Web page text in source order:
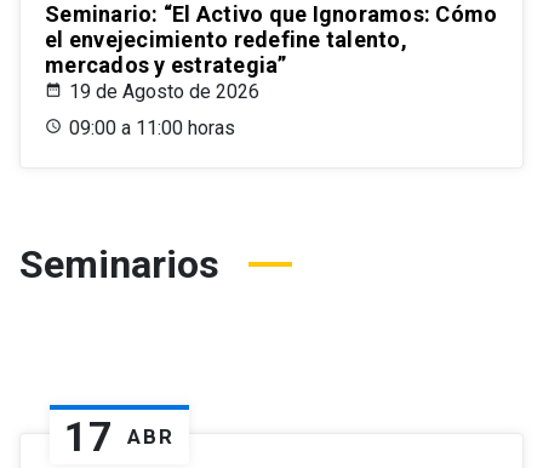
Seminario: “El Activo que Ignoramos: Cómo
el envejecimiento redefine talento,
mercados y estrategia”
19 de Agosto de 2026
09:00 a 11:00 horas
Seminarios
17 ABR